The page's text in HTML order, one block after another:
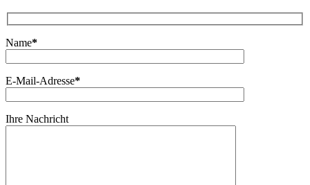
Name*
E-Mail-Adresse*
Ihre Nachricht